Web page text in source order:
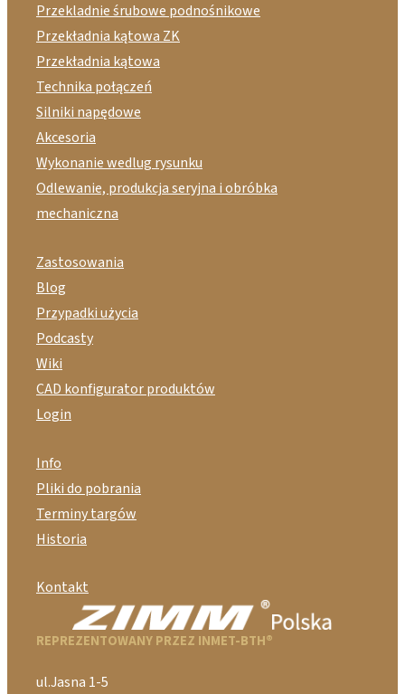
Przekladnie śrubowe podnośnikowe
Przekładnia kątowa ZK
Przekładnia kątowa
Technika połączeń
Silniki napędowe
Akcesoria
Wykonanie wedlug rysunku
Odlewanie, produkcja seryjna i obróbka
mechaniczna
Zastosowania
Blog
Przypadki użycia
Podcasty
Wiki
CAD konfigurator produktów
Login
Info
Pliki do pobrania
Terminy targów
Historia
Kontakt
REPREZENTOWANY PRZEZ INMET-BTH®
ul.Jasna 1-5